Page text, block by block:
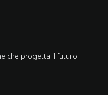
che progetta il futuro